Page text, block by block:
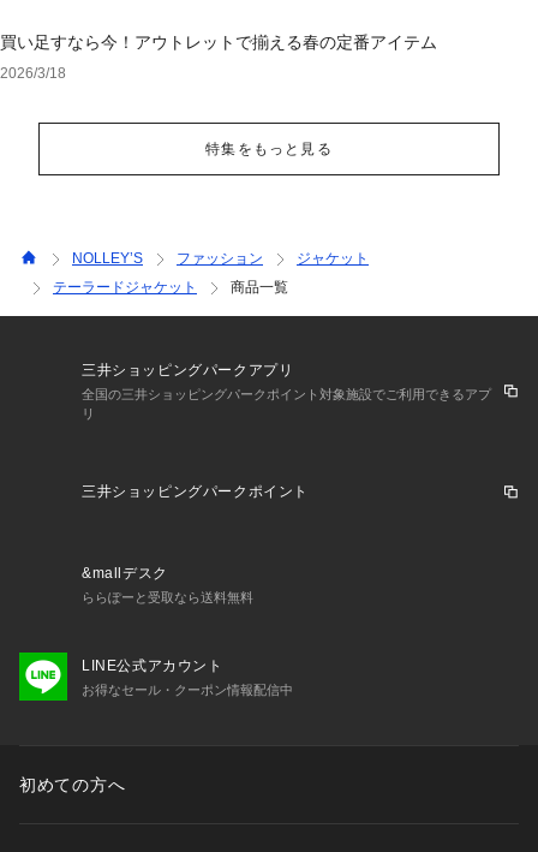
買い足すなら今！アウトレットで揃える春の定番アイテム
2026/3/18
特集をもっと見る
NOLLEY’S ファッション
ジャケット
テーラードジャケット
商品一覧
三井ショッピングパークアプリ
全国の三井ショッピングパークポイント対象施設でご利用できるアプ
リ
三井ショッピングパークポイント
&mallデスク
ららぽーと受取なら送料無料
LINE公式アカウント
お得なセール・クーポン情報配信中
初めての方へ